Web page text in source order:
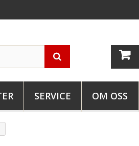
SERVICE OM OSS